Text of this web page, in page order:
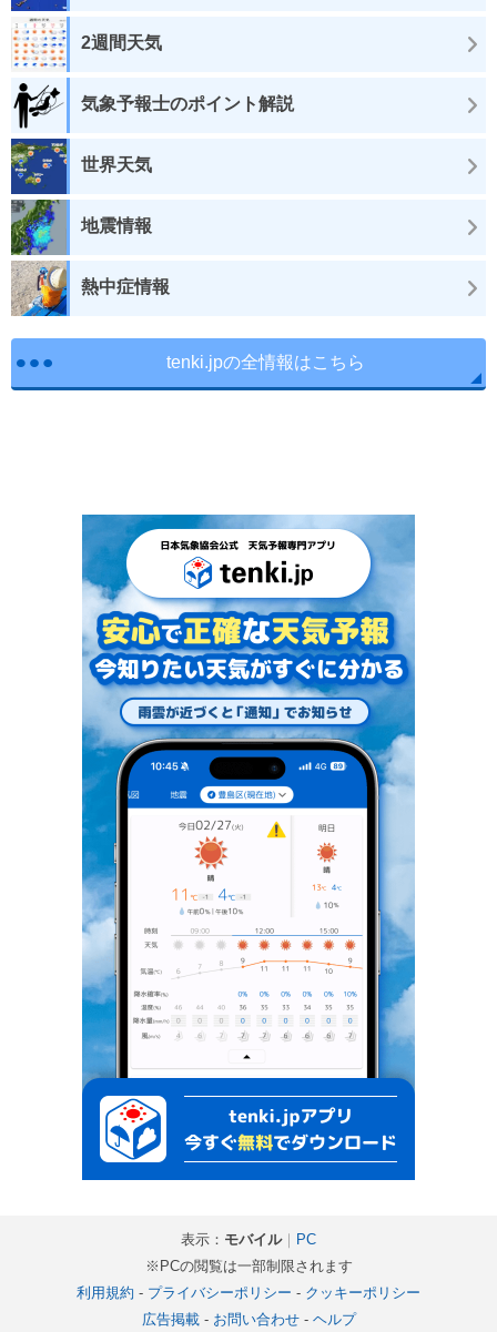
2週間天気
気象予報士のポイント解説
世界天気
地震情報
熱中症情報
tenki.jpの全情報はこちら
表示： モバイル｜ PC
※PCの閲覧は一部制限されます
利用規約 - プライバシーポリシー - クッキーポリシー
広告掲載- お問い合わせ- ヘルプ